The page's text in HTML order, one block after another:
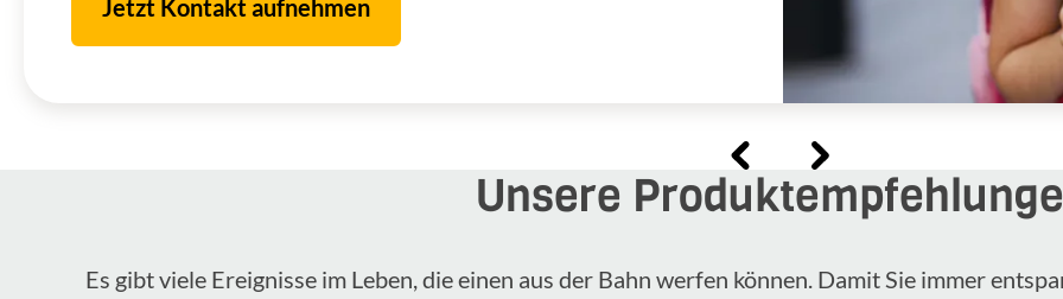
Jetzt Kontakt aufnehmen
Unsere
Es gibt viele Ereignisse im Leben, die einen aus der Bahn werfen können. Damit Sie immer